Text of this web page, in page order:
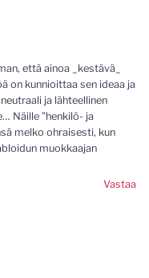
että ainoa _kestävä_
on kunnioittaa sen ideaa ja
ja lähteellinen
Näille ”henkilö- ja
melko ohraisesti, kun
muokkaajan
Vastaa